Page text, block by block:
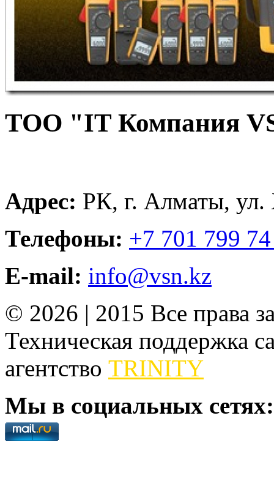
ТОО "IT Компания
Адрес: РК, г. Алматы, ул.
Телефоны: +7 701 799
E-mail: info@vsn.kz
© 2026 | 2015 Все права
Техническая поддержка
агентство TRINITY
Мы в социальных сетях: